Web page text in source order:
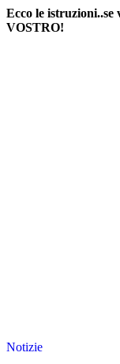
Ecco le
VOSTRO!
Notizie